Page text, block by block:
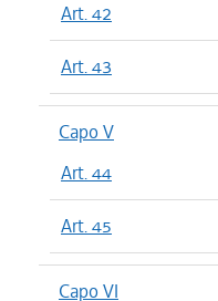
Art. 42
Art. 43
Capo V
Art. 44
Art. 45
Capo VI